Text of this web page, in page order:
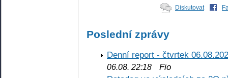
Diskutovat
Poslední zprávy
Denní report - čtvrtek
06.08. 22:18 Fio